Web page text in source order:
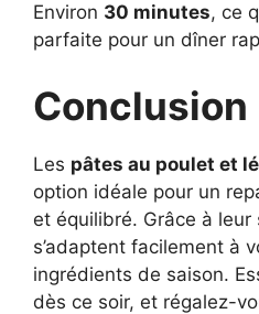
Environ 30 minutes, ce
parfaite pour un dîner
Conclusion
Les pâtes au poulet et
option idéale pour un
et équilibré. Grâce à leur
s’adaptent facilement à
ingrédients de saison.
dès ce soir, et régalez-